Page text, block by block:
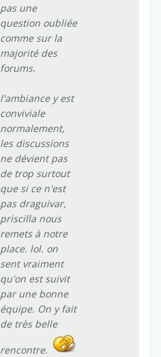
pas une
question oubliée
comme sur la
majorité des
forums.
l'ambiance y est
conviviale
normalement,
les discussions
ne dévient pas
de trop surtout
que si ce n'est
pas draguivar,
priscilla nous
remets à notre
place. lol. on
sent vraiment
qu'on est suivit
par une bonne
équipe. On y fait
de très belle
rencontre.